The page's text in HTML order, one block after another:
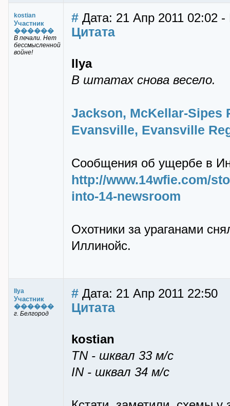
kostian
Участник
������
В печали. Нет
бессмысленной
войне!
# Дата: 21 Апр 2011 02:02
Цитата
Ilya
В штатах снова весело.
Jackson, McKellar-Sipes
Evansville, Evansville
Сообщения об ущербе в
http://www.14wfie.com/
into-14-newsroom
Охотники за ураганами
Иллинойс.
Ilya
Участник
������
г. Белгород
# Дата: 21 Апр 2011 22:50
Цитата
kostian
TN - шквал 33 м/с
IN - шквал 34 м/с